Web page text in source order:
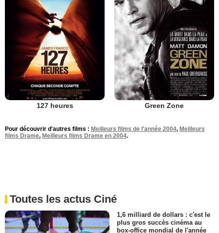
127 heures Green Zone
Pour découvrir d'autres films : Meilleurs films de l'année 2004, Meilleurs
films Drame, Meilleurs films Drame en 2004.
Toutes les actus Ciné
1,6 milliard de dollars : c'est le
plus gros succès cinéma au
box-office mondial de l'année